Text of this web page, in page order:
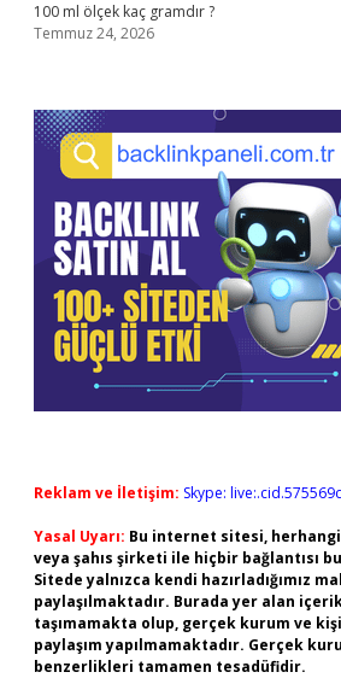
100 ml ölçek kaç gramdır ?
Temmuz 24, 2026
Reklam ve İletişim: Skype:
Yasal Uyarı: Bu internet sitesi,
veya şahıs şirketi ile hiçbir bağlantısı
Sitede yalnızca kendi hazırladığımız
paylaşılmaktadır. Burada yer alan
taşımamakta olup, gerçek kurum ve
paylaşım yapılmamaktadır. Gerçek
benzerlikleri tamamen tesadüfidir.